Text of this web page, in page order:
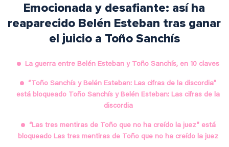
Emocionada y desafiante: así ha
reaparecido Belén Esteban tras ganar
el juicio a Toño Sanchís
La guerra entre Belén Esteban y Toño Sanchís, en 10 claves
“Toño Sanchís y Belén Esteban: Las cifras de la discordia”
está bloqueado Toño Sanchís y Belén Esteban: Las cifras de la
discordia
“Las tres mentiras de Toño que no ha creído la juez” está
bloqueado Las tres mentiras de Toño que no ha creído la juez